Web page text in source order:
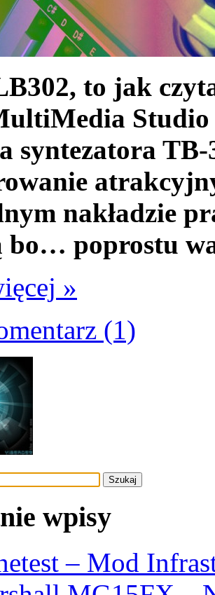
to jak
Studio
syntezatora
nakładzie
bo… poprostu
»
(1)
wpisy
– Mod